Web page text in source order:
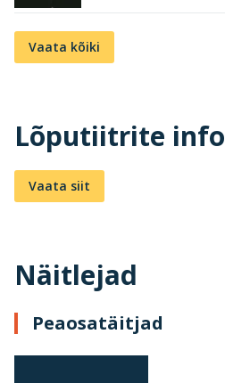
Vaata kõiki
Lõputiitrite info
Vaata siit
Näitlejad
Peaosatäitjad